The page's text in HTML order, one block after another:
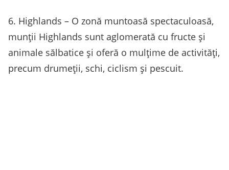
6. Highlands – O zonă muntoasă spectaculoasă,
munții Highlands sunt aglomerată cu fructe și
animale sălbatice și oferă o mulțime de activități,
precum drumeții, schi, ciclism și pescuit.